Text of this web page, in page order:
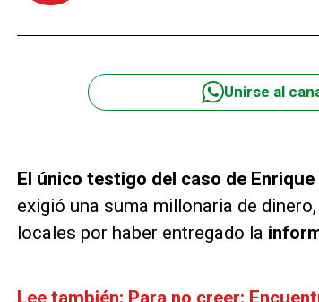
Unirse al
El único testigo del caso de Enrique
exigió una suma millonaria de
locales por haber entregado la
Lee también: Para no creer: